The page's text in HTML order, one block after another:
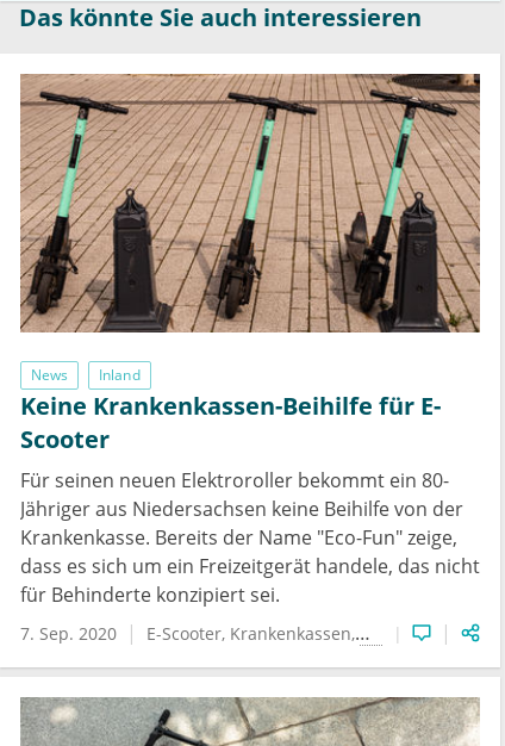
Das könnte Sie auch interessieren
News Inland
Keine Krankenkassen-Beihilfe für E-
Scooter
Für seinen neuen Elektroroller bekommt ein 80-
Jähriger aus Niedersachsen keine Beihilfe von der
Krankenkasse. Bereits der Name "Eco-Fun" zeige,
dass es sich um ein Freizeitgerät handele, das nicht
für Behinderte konzipiert sei.
7. Sep. 2020 E-Scooter Krankenkassen Wirtschaft & Recht